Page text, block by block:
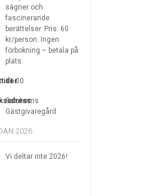
sägner och
fascinerande
berättelser. Pris: 60
kr/person. Ingen
förbokning – betala på
plats.
11.00
Forshems
Gästgivaregård
2026
Vi deltar inte 2026!